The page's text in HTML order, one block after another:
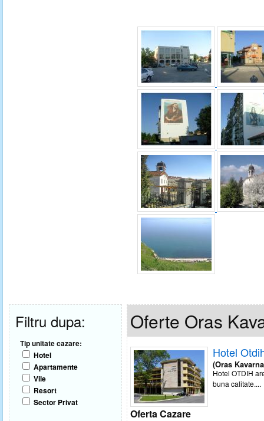
Filtru dupa:
Tip unitate cazare:
Hotel
Apartamente
Vile
Resort
Sector Privat
Oferte Oras
Hotel
(Oras
Hotel OTDIH
buna calitate....
Oferta Cazare